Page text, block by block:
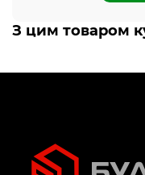
З цим товаром